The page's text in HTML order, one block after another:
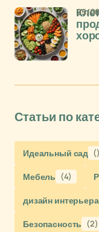
05/
Статьи по
Идеальный сад ()
Мебель (4)
дизайн интерьера
Безопасность (2)